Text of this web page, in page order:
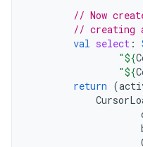
// Now
// creating
val select :
"${
"${
return (